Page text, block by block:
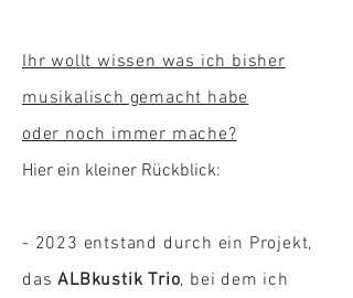
Ihr wollt wissen was ich bisher
musikalisch gemacht habe
oder noch immer mache?
Hier ein kleiner Rückblick:
- 2023 entstand durch ein Projekt,
dasALBkustik Trio, bei dem ich